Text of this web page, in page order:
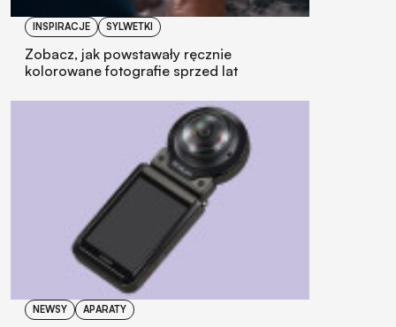
INSPIRACJE SYLWETKI
Zobacz, jak powstawały ręcznie
kolorowane fotografie sprzed lat
NEWSY APARATY